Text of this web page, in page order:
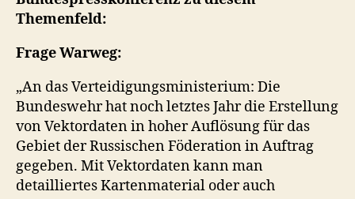
Themenfeld:
Frage Warweg:
„An das Verteidigungsministerium: Die
Bundeswehr hat noch letztes Jahr die Erstellung
von Vektordaten in hoher Auflösung für das
Gebiet der Russischen Föderation in Auftrag
gegeben. Mit Vektordaten kann man
detailliertes Kartenmaterial oder auch